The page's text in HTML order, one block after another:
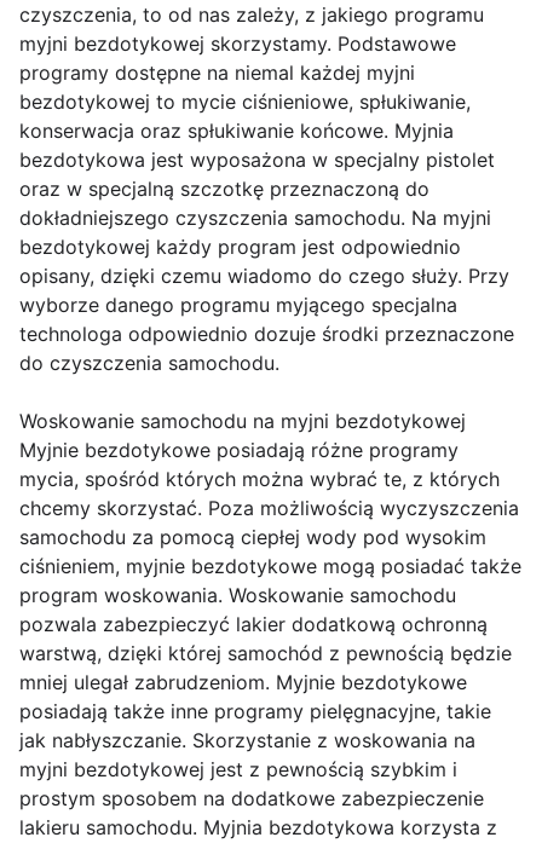
czyszczenia, to od nas zależy, z jakiego programu
myjni bezdotykowej skorzystamy. Podstawowe
programy dostępne na niemal każdej myjni
bezdotykowej to mycie ciśnieniowe, spłukiwanie,
konserwacja oraz spłukiwanie końcowe. Myjnia
bezdotykowa jest wyposażona w specjalny pistolet
oraz w specjalną szczotkę przeznaczoną do
dokładniejszego czyszczenia samochodu. Na myjni
bezdotykowej każdy program jest odpowiednio
opisany, dzięki czemu wiadomo do czego służy. Przy
wyborze danego programu myjącego specjalna
technologa odpowiednio dozuje środki przeznaczone
do czyszczenia samochodu.
Woskowanie samochodu na myjni bezdotykowej
Myjnie bezdotykowe posiadają różne programy
mycia, spośród których można wybrać te, z których
chcemy skorzystać. Poza możliwością wyczyszczenia
samochodu za pomocą ciepłej wody pod wysokim
ciśnieniem, myjnie bezdotykowe mogą posiadać także
program woskowania. Woskowanie samochodu
pozwala zabezpieczyć lakier dodatkową ochronną
warstwą, dzięki której samochód z pewnością będzie
mniej ulegał zabrudzeniom. Myjnie bezdotykowe
posiadają także inne programy pielęgnacyjne, takie
jak nabłyszczanie. Skorzystanie z woskowania na
myjni bezdotykowej jest z pewnością szybkim i
prostym sposobem na dodatkowe zabezpieczenie
lakieru samochodu. Myjnia bezdotykowa korzysta z